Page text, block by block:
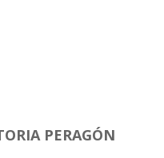
PERAGÓN